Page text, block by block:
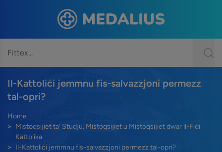
Il-Kattoliċi jemmnu fis-salvazzjoni permezz
tal-opri?
Home
Mistoqsijiet ta’ Studju, Mistoqsijiet u Mistoqsijiet dwar il-Fidi
Kattolika
Il-Kattoliċi jemmnu fis-salvazzjoni permezz tal-opri?